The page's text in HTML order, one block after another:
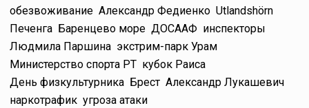
обезвоживание Александр Федиенко Utlandshörn
Печенга Баренцево море ДОСААФ инспекторы
Людмила Паршина экстрим-парк Урам
Министерство спорта РТ кубок Раиса
День физкультурника Брест Александр Лукашевич
наркотрафик угроза атаки